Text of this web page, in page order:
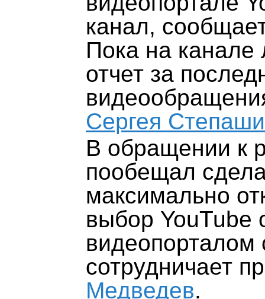
канал,
Пока на канале
отчет за
Сергея
В обращении к
пообещал
максимально
выбор YouTube
видеопорталом
сотрудничает
Медведев.